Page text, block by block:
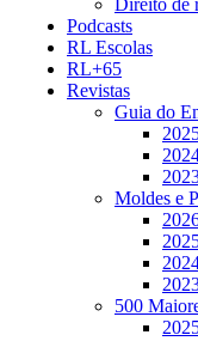
Podcasts
RL Escolas
RL+65
Revistas
Guia do
Moldes e
500